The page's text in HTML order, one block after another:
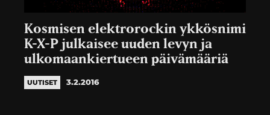
Kosmisen elektrorockin ykkösnimi
K-X-P julkaisee uuden levyn ja
ulkomaankiertueen päivämääriä
UUTISET 3.2.2016